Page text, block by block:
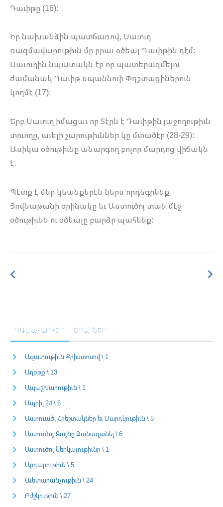
Դաւիթը (16):
Իր նախանձին պատճառով, Սաւուղ
ռազմավարութիւն մը ըրաւ օծեալ Դաւիթին դէմ:
Սաւուղին նպատակն էր որ պատերազմելու
ժամանակ Դաւիթ սպաննուի Փղշտացիներուն
կողմէ (17):
Երբ Սաւուղ իմացաւ որ Տէրն է Դաւիթին յաջողութիւն
տուողը, աւելի չարութիւններ կը մտածէր (28-29):
Ասիկա օծութիւնը անարգող բոլոր մարդոց վիճակն
է:
Պէտք է մեր կեանքերէն ներս որդեգրենք
Յովնաթանի օրինակը եւ Աստուծոյ տան մէջ
օծութիւնն ու օծեալը բարձր պահենք:
ԴԱՍԱԿԱՐԳԵՐ ԾՐԱՐՆԵՐ
Ազատութիւն Քրիստոսով \ 1
Աղօթք \ 13
Ապաշխարութիւն \ 1
Ապրիլ 24 \ 6
Աստուած, Հրեշտակներ եւ Մարդկութիւն \ 5
Աստուծոյ Ձայնը Զանազանել \ 6
Աստուծոյ Ներկայութիւնը \ 1
Արդարութիւն \ 5
Աւետարանչութիւն \ 24
Բժշկութիւն \ 27